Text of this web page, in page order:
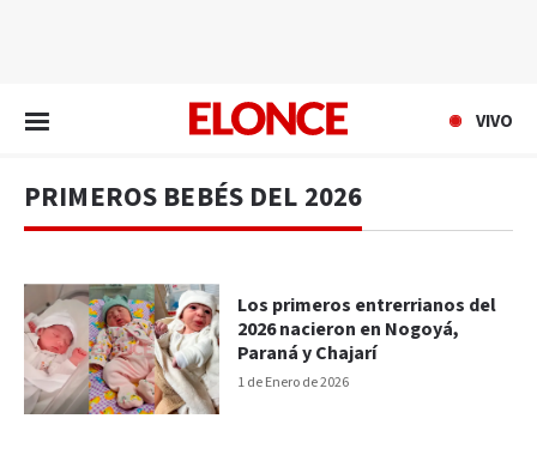
VIVO
PRIMEROS BEBÉS DEL 2026
1 de Enero de 2026
Los primeros entrerrianos del
2026 nacieron en Nogoyá,
Paraná y Chajarí